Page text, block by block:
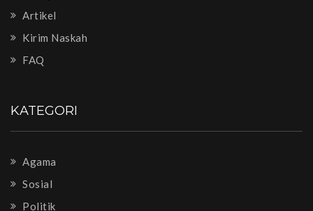
Artikel
Kirim Naskah
FAQ
KATEGORI
Agama
Sosial
Politik